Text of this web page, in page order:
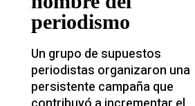
periodismo
Un grupo de supuestos
periodistas organizaron una
persistente campaña que